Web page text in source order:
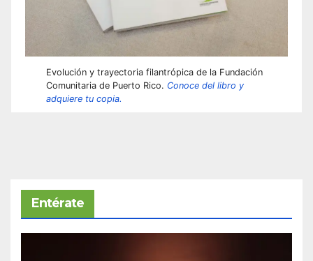
Evolución y trayectoria filantrópica de la Fundación
Comunitaria de Puerto Rico. Conoce del libro y
adquiere tu copia.
Entérate